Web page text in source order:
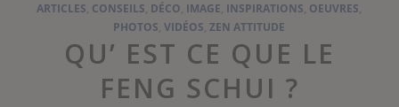
ARTICLES CONSEILS DÉCO IMAGE INSPIRATIONS OEUVRES
PHOTOS ,VIDÉOS ,ZEN ATTITUDE
QU’ EST CE QUE LE
FENG SCHUI ?